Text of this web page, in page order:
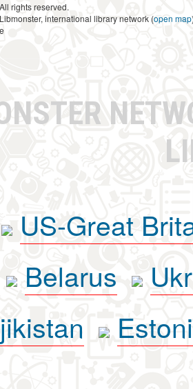
rights reserved.
international library network (open map
US-Great
Belarus